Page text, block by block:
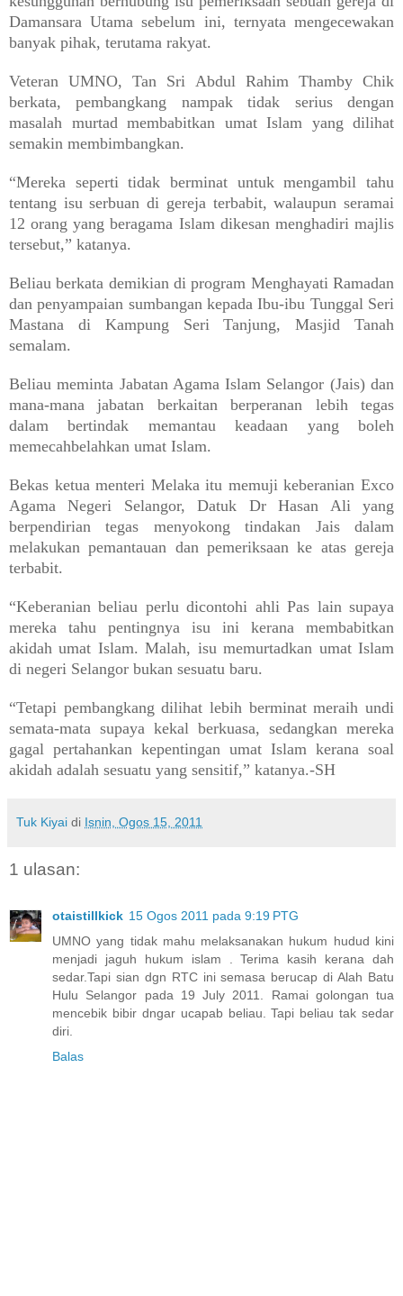
Damansara Utama sebelum ini, ternyata mengecewakan
banyak pihak, terutama rakyat.
Veteran UMNO, Tan Sri Abdul Rahim Thamby Chik
berkata, pembangkang nampak tidak serius dengan
masalah murtad membabitkan umat Islam yang dilihat
semakin membimbangkan.
“Mereka seperti tidak berminat untuk mengambil tahu
tentang isu serbuan di gereja terbabit, walaupun seramai
12 orang yang beragama Islam dikesan menghadiri majlis
tersebut,” katanya.
Beliau berkata demikian di program Menghayati Ramadan
dan penyampaian sumbangan kepada Ibu-ibu Tunggal Seri
Mastana di Kampung Seri Tanjung, Masjid Tanah
semalam.
Beliau meminta Jabatan Agama Islam Selangor (Jais) dan
mana-mana jabatan berkaitan berperanan lebih tegas
dalam bertindak memantau keadaan yang boleh
memecahbelahkan umat Islam.
Bekas ketua menteri Melaka itu memuji keberanian Exco
Agama Negeri Selangor, Datuk Dr Hasan Ali yang
berpendirian tegas menyokong tindakan Jais dalam
melakukan pemantauan dan pemeriksaan ke atas gereja
terbabit.
“Keberanian beliau perlu dicontohi ahli Pas lain supaya
mereka tahu pentingnya isu ini kerana membabitkan
akidah umat Islam. Malah, isu memurtadkan umat Islam
di negeri Selangor bukan sesuatu baru.
“Tetapi pembangkang dilihat lebih berminat meraih undi
semata-mata supaya kekal berkuasa, sedangkan mereka
gagal pertahankan kepentingan umat Islam kerana soal
akidah adalah sesuatu yang sensitif,” katanya.-SH
Tuk Kiyai di Isnin, Ogos 15, 2011
1 ulasan:
otaistillkick 15 Ogos 2011 pada 9:19 PTG
UMNO yang tidak mahu melaksanakan hukum hudud kini
menjadi jaguh hukum islam . Terima kasih kerana dah
sedar.Tapi sian dgn RTC ini semasa berucap di Alah Batu
Hulu Selangor pada 19 July 2011. Ramai golongan tua
mencebik bibir dngar ucapab beliau. Tapi beliau tak sedar
diri.
Balas